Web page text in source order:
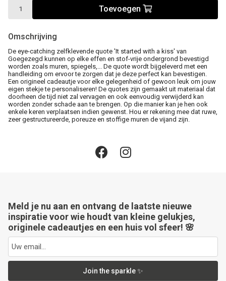
Toevoegen
Omschrijving
De eye-catching zelfklevende quote 'It started with a kiss' van
Goegezegd kunnen op elke effen en stof-vrije ondergrond bevestigd
worden zoals muren, spiegels,... De quote wordt bijgeleverd met een
handleiding om ervoor te zorgen dat je deze perfect kan bevestigen.
Een origineel cadeautje voor elke gelegenheid of gewoon leuk om jouw
eigen stekje te personaliseren! De quotes zijn gemaakt uit materiaal dat
doorheen de tijd niet zal vervagen en ook eenvoudig verwijderd kan
worden zonder schade aan te brengen. Op die manier kan je hen ook
enkele keren verplaatsen indien gewenst. Hou er rekening mee dat ruwe,
zeer gestructureerde, poreuze en stoffige muren de vijand zijn.
Meld je nu aan en ontvang de laatste nieuwe
inspiratie voor wie houdt van kleine gelukjes,
originele cadeautjes en een huis vol sfeer! 🌸
Join the sparkle ✨